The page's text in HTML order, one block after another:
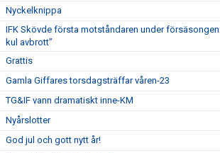
Nyckelknippa
IFK Skövde första motståndaren under
kul avbrott”
Grattis
Gamla Giffares torsdagsträffar våren-23
TG&IF vann dramatiskt inne-KM
Nyårslotter
God jul och gott nytt år!